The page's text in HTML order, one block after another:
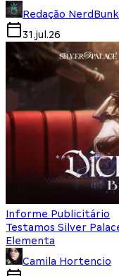
Redação
31.jul.26
Informe Publicitário
Testamos Silver
Elementa
Camila Hortencio